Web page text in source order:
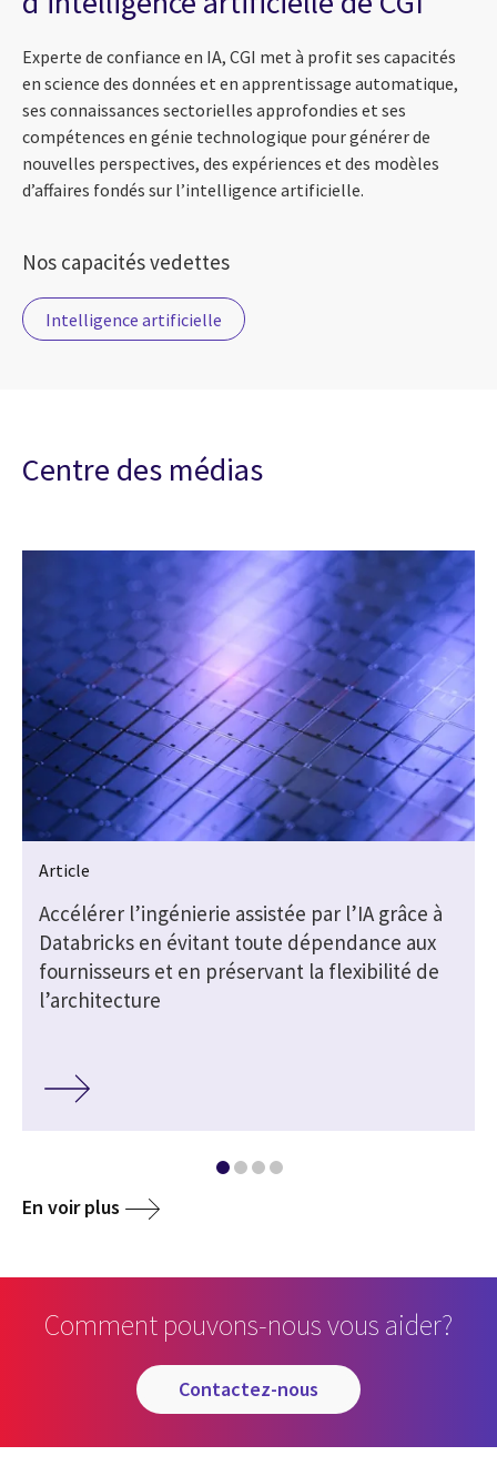
Experte de confiance en IA, CGI met à profit ses capacités
en science des données et en apprentissage automatique,
ses connaissances sectorielles approfondies et ses
compétences en génie technologique pour générer de
nouvelles perspectives, des expériences et des modèles
d’affaires fondés sur l’intelligence artificielle.
Nos capacités vedettes
Intelligence artificielle
Centre des médias
Article
Accélérer l’ingénierie assistée par l’IA grâce à
Databricks en évitant toute dépendance aux
fournisseurs et en préservant la flexibilité de
l’architecture
En voir plus
Comment pouvons-nous vous aider?
contactez-nous